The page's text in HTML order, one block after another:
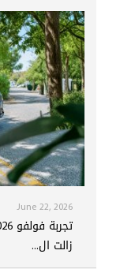
June 22, 2026
زالت ال...